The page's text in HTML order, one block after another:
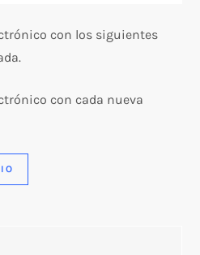
con los siguientes
con cada nueva